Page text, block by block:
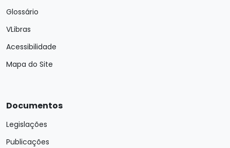
Glossário
VLibras
Acessibilidade
Mapa do Site
Documentos
Legislações
Publicações